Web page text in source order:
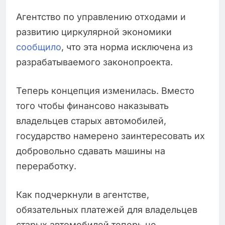
Агентство по управлению отходами и
развитию циркулярной экономики
сообщило, что эта норма исключена из
разрабатываемого законопроекта.
Теперь концепция изменилась. Вместо
того чтобы финансово наказывать
владельцев старых автомобилей,
государство намерено заинтересовать их
добровольно сдавать машины на
переработку.
Как подчеркнули в агентстве,
обязательных платежей для владельцев